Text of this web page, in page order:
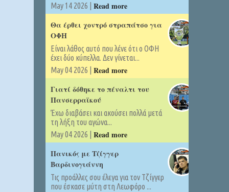
May 14 2026 | Read more
Θα έρθει χοντρό στραπάτσο για
ΟΦΗ
Είναι λάθος αυτό που λένε ότι ο ΟΦΗ
έχει δύο κύπελλα. Δεν γίνεται...
May 04 2026 | Read more
Γιατί δόθηκε το πέναλτι του
Πανσερραϊκού
Έχω διαβάσει και ακούσει πολλά μετά
τη λήξη του αγώνα...
May 04 2026 | Read more
Πανικός με Τζίγγερ
Βαρδινογιάννη
Τις προάλλες σου έλεγα για τον Τζίγγερ
που έσκασε μύτη στη Λεωφόρο ...